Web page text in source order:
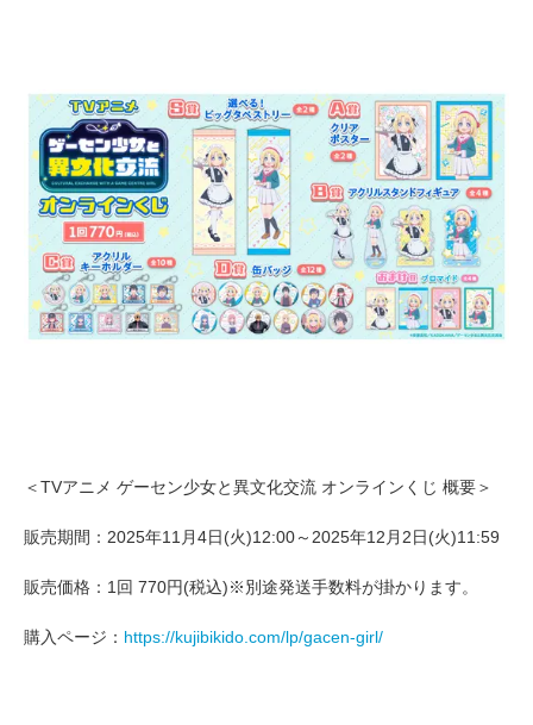
＜TVアニメ ゲーセン少女と異文化交流 オンラインくじ 概要＞
販売期間：2025年11月4日(火)12:00～2025年12月2日(火)11:59
販売価格：1回 770円(税込)※別途発送手数料が掛かります。
購入ページ： https://kujibikido.com/lp/gacen-girl/